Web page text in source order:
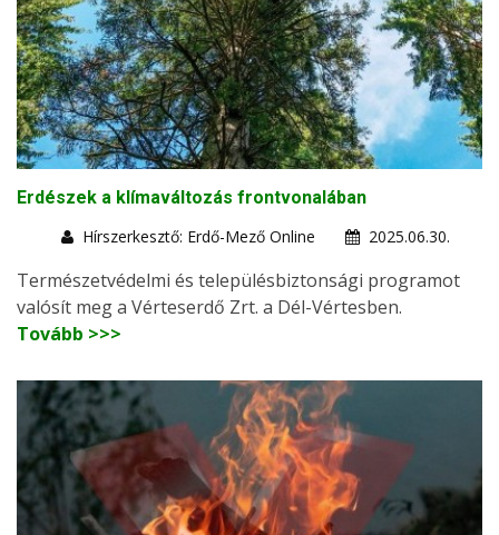
Erdészek a klímaváltozás frontvonalában
Hírszerkesztő: Erdő-Mező Online
2025.06.30.
Természetvédelmi és településbiztonsági programot
valósít meg a Vérteserdő Zrt. a Dél-Vértesben.
Tovább >>>